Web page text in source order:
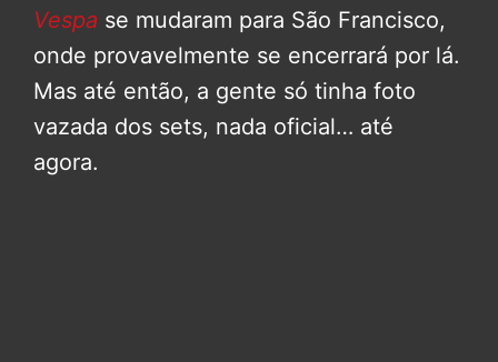
Vespa se mudaram para São Francisco,
onde provavelmente se encerrará por lá.
Mas até então, a gente só tinha foto
vazada dos sets, nada oficial… até
agora.